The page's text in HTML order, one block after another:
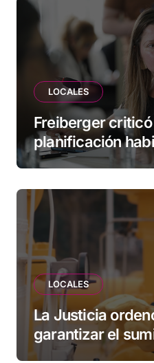
LOCALES
Freiberger
planificación
Municipio:
esperando”
LOCALES
La Justicia
garantizar el
una familia de